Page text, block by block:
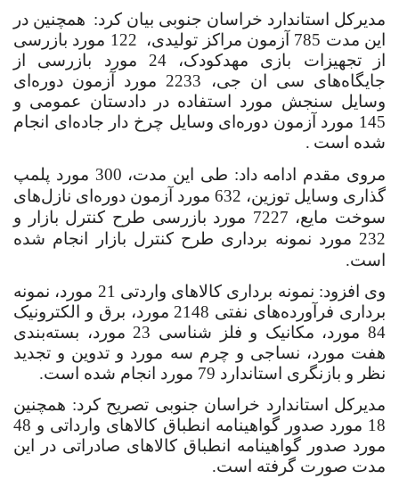
مدیرکل استاندارد خراسان جنوبی بیان کرد: همچنین در
این مدت 785 آزمون مراکز تولیدی، 122 مورد بازرسی
از تجهیزات بازی مهدکودک، 24 مورد بازرسی از
جایگاه‌های سی ان جی، 2233 مورد آزمون دوره‌ای
وسایل سنجش مورد استفاده در دادستان عمومی و
145 مورد آزمون دوره‌ای وسایل چرخ دار جاده‌ای انجام
شده است .
مروی مقدم ادامه داد: طی این مدت، 300 مورد پلمپ
گذاری وسایل توزین، 632 مورد آزمون دوره‌ای نازل‌های
سوخت مایع، 7227 مورد بازرسی طرح کنترل بازار و
232 مورد نمونه برداری طرح کنترل بازار انجام شده
است.
وی افزود: نمونه برداری کالاهای واردتی 21 مورد، نمونه
برداری فرآورده‌های نفتی 2148 مورد، برق و الکترونیک
84 مورد، مکانیک و فلز شناسی 23 مورد، بسته‌بندی
هفت مورد، نساجی و چرم سه مورد و تدوین و تجدید
نظر و بازنگری استاندارد 79 مورد انجام شده است.
مدیرکل استاندارد خراسان جنوبی تصریح کرد: همچنین
18 مورد صدور گواهینامه انطباق کالاهای وارداتی و 48
مورد صدور گواهینامه انطباق کالاهای صادراتی در این
مدت صورت گرفته است.